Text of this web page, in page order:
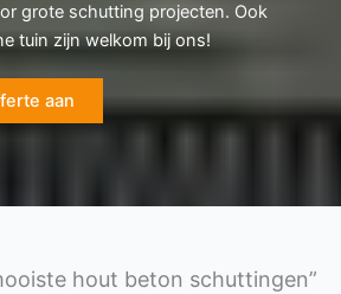
grote schutting projecten. Ook
tuin zijn welkom bij ons!
aan
hout beton schuttingen”